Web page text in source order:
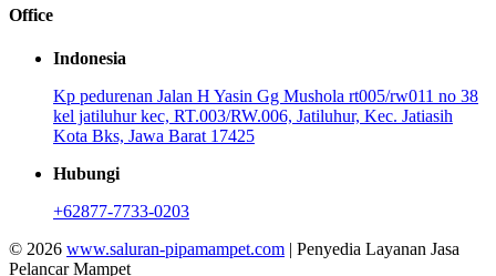
Office
Indonesia
Kp pedurenan Jalan H Yasin Gg Mushola rt005/rw011 no 38
kel jatiluhur kec, RT.003/RW.006, Jatiluhur, Kec. Jatiasih
Kota Bks, Jawa Barat 17425
Hubungi
+62877-7733-0203
© 2026 www.saluran-pipamampet.com | Penyedia Layanan Jasa
Pelancar Mampet